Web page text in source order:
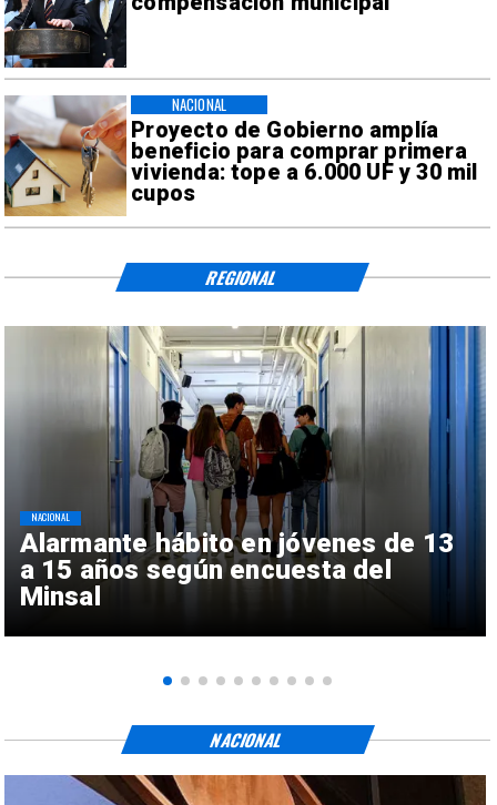
Proyecto de Gobierno amplía
beneficio para comprar primera
vivienda: tope a 6.000 UF y 30 mil
cupos
NACIONAL
Alarmante hábito en jóvenes de 13
a 15 años según encuesta del
Minsal
NACIONAL
REGIONAL
NACIONAL